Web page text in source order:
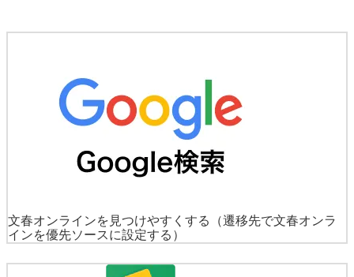
文春オンラインを見つけやすくする
（遷移先で文春オンラ
インを優先ソースに設定する）